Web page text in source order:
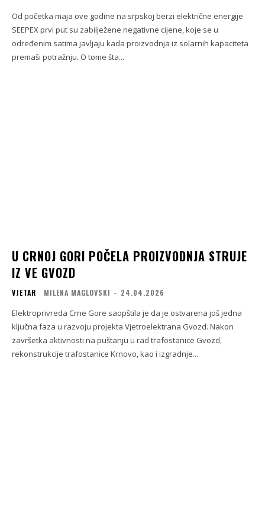
Od početka maja ove godine na srpskoj berzi električne energije
SEEPEX prvi put su zabilježene negativne cijene, koje se u
određenim satima javljaju kada proizvodnja iz solarnih kapaciteta
premaši potražnju. O tome šta...
U CRNOJ GORI POČELA PROIZVODNJA STRUJE
IZ VE GVOZD
VJETAR MILENA MAGLOVSKI - 24.04.2026
Elektroprivreda Crne Gore saopštila je da je ostvarena još jedna
ključna faza u razvoju projekta Vjetroelektrana Gvozd. Nakon
završetka aktivnosti na puštanju u rad trafostanice Gvozd,
rekonstrukcije trafostanice Krnovo, kao i izgradnje...